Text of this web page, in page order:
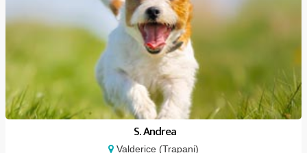
S. Andrea
Valderice (Trapani)